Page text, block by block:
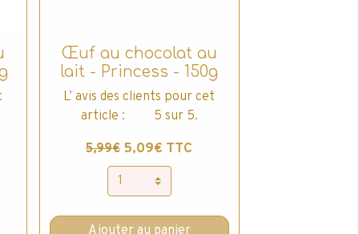
Œuf au chocolat au
lait - Princess - 150g
L’ avis des clients pour cet
article : 5 sur 5.
5,99€ 5,09€ TTC
Ajouter au panier